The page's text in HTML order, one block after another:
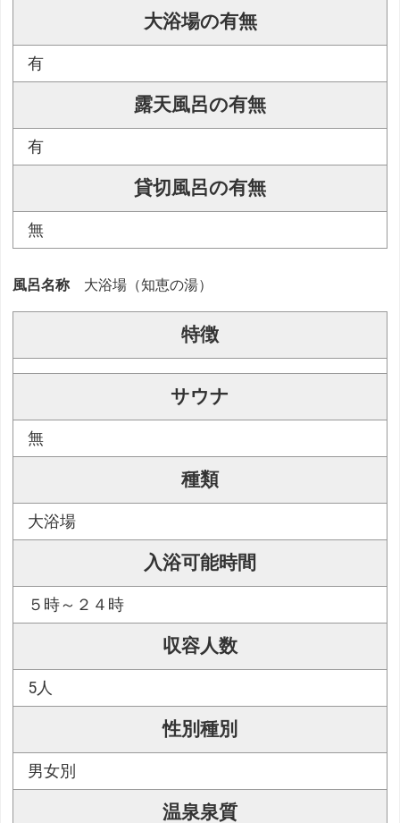
大浴場の有無
有
露天風呂の有無
有
貸切風呂の有無
無
風呂名称 大浴場（知恵の湯）
特徴
サウナ
無
種類
大浴場
入浴可能時間
５時～２４時
収容人数
5人
性別種別
男女別
温泉泉質